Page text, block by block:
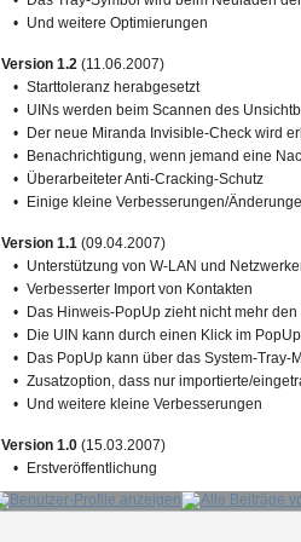
•
Und weitere Optimierungen
Version 1.2(11.06.2007)
• Starttoleranz herabgesetzt
•
UINs werden beim Scannen des
•
Der neue Miranda Invisible-Check wird
•
Benachrichtigung, wenn jemand eine
•
Überarbeiteter Anti-Cracking-Schutz
•
Einige kleine Verbesserungen/
Version 1.1(09.04.2007)
•
Unterstützung von W-LAN und
• Verbesserter Import von Kontakten
•
Das Hinweis-PopUp zieht nicht mehr den
•
Die UIN kann durch einen Klick im
•
Das PopUp kann über das System-
• Zusatzoption, dass nur importierte/
•
Und weitere kleine Verbesserungen
Version 1.0(15.03.2007)
•
Erstveröffentlichung